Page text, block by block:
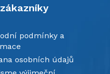
podmínky a
osobních údajů